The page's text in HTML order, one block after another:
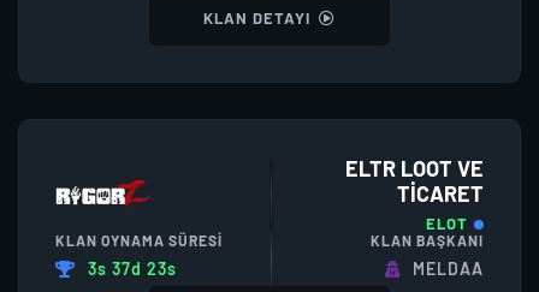
KLAN DETAYI
ELTR LOOT VE
TICARET
ELOT
KLAN OYNAMA SÜRESI
3s 37d 23s
KLAN BAŞKANI
MELDAA